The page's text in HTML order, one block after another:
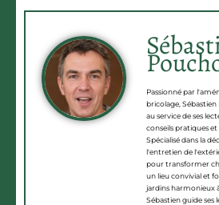
Passionné par
bricolage,
au service de ses
conseils pratiques et
Spécialisé dans la
l'entretien de
pour transformer
un lieu convivial et
jardins harmonieux
Sébastien guide ses